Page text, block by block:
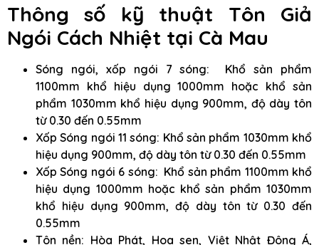
Thông số kỹ thuật Tôn Giả
Ngói Cách Nhiệt tại Cà Mau
Sóng ngói, xốp ngói 7 sóng: Khổ sản phẩm
1100mm khổ hiệu dụng 1000mm hoặc khổ sản
phẩm 1030mm khổ hiệu dụng 900mm, độ dày tôn
từ 0.30 đến 0.55mm
Xốp Sóng ngói 11 sóng: Khổ sản phẩm 1030mm khổ
hiệu dụng 900mm, độ dày tôn từ 0.30 đến 0.55mm
Xốp Sóng ngói 6 sóng: Khổ sản phẩm 1100mm khổ
hiệu dụng 1000mm hoặc khổ sản phẩm 1030mm
khổ hiệu dụng 900mm, độ dày tôn từ 0.30 đến
0.55mm
Tôn nền: Hòa Phát, Hoa sen, Việt Nhật Đông Á,